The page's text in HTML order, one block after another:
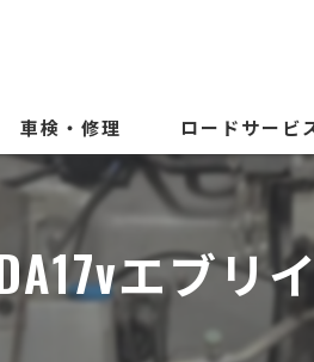
車検・修理 ロードサービ
エブリ